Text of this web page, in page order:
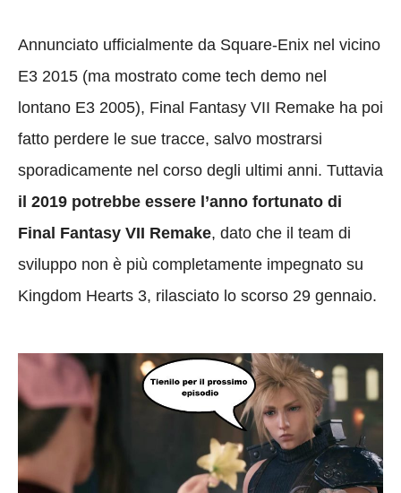
Annunciato ufficialmente da Square-Enix nel vicino
E3 2015 (ma mostrato come tech demo nel
lontano E3 2005), Final Fantasy VII Remake ha poi
fatto perdere le sue tracce, salvo mostrarsi
sporadicamente nel corso degli ultimi anni. Tuttavia
il 2019 potrebbe essere l’anno fortunato di
Final Fantasy VII Remake, dato che il team di
sviluppo non è più completamente impegnato su
Kingdom Hearts 3, rilasciato lo scorso 29 gennaio.